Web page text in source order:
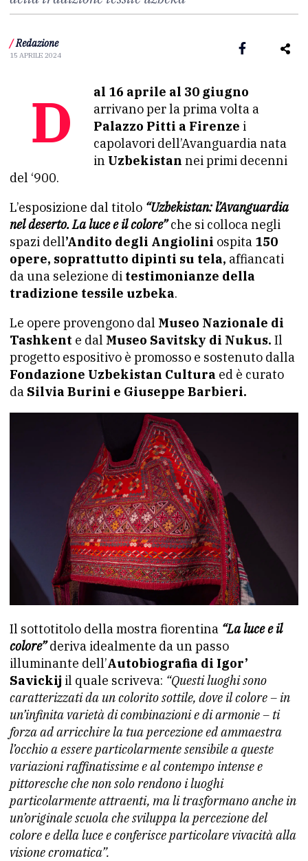
/ Redazione
15 APRILE 2024
Dal 16 aprile al 30 giugno
arrivano per la prima volta a
Palazzo Pitti a Firenze i
capolavori dell’Avanguardia nata
in Uzbekistan nei primi decenni
del ‘900.
L’esposizione dal titolo “Uzbekistan: l’Avanguardia
nel deserto. La luce e il colore”che si colloca negli
spazi dell’Andito degli Angiolini ospita 150
opere, soprattutto dipinti su tela, affiancati
da una selezione di testimonianze della
tradizione tessile uzbeka.
Le opere provengono dal Museo Nazionale di
Tashkent e dal Museo Savitsky di Nukus. Il
progetto espositivo è promosso e sostenuto dalla
Fondazione Uzbekistan Cultura ed è curato
da Silvia Burini e Giuseppe Barbieri.
Il sottotitolo della mostra fiorentina “La luce e il
colore” deriva idealmente da un passo
illuminante dell’Autobiografia di Igor’
Savickij il quale scriveva: “Questi luoghi sono
caratterizzati da un colorito sottile, dove il colore – in
un’infinita varietà di combinazioni e di armonie – ti
forza ad arricchire la tua percezione ed ammaestra
l’occhio a essere particolarmente sensibile a queste
variazioni raffinatissime e al contempo intense e
pittoresche che non solo rendono i luoghi
particolarmente attraenti, ma li trasformano anche in
un’originale scuola che sviluppa la percezione del
colore e della luce e conferisce particolare vivacità alla
visione cromatica”.